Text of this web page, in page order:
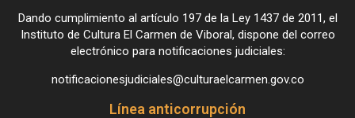
Dando cumplimiento al artículo 197 de la Ley 1437 de 2011, el
Instituto de Cultura El Carmen de Viboral, dispone del correo
electrónico para notificaciones judiciales:
notificacionesjudiciales@culturaelcarmen.gov.co
Línea anticorrupción